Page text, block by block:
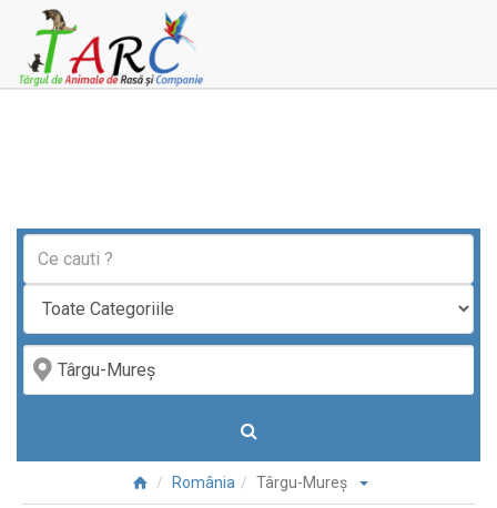
România Târgu-Mureş